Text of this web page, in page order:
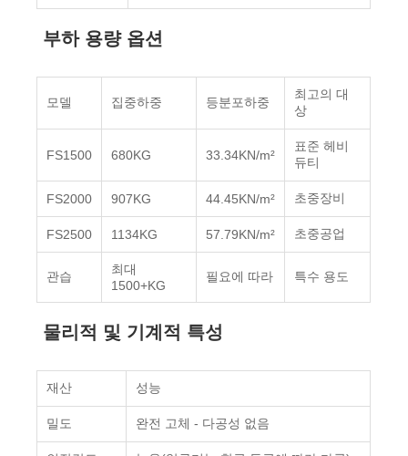
부하 용량 옵션
모델 집중하중 등분포하중
최고의 대
상
FS1500 680KG 33.34KN/m²
표준 헤비
듀티
FS2000 907KG 44.45KN/m² 초중장비
FS2500 1134KG 57.79KN/m² 초중공업
관습
최대
1500+KG
필요에 따라 특수 용도
물리적 및 기계적 특성
재산 성능
밀도 완전 고체 - 다공성 없음